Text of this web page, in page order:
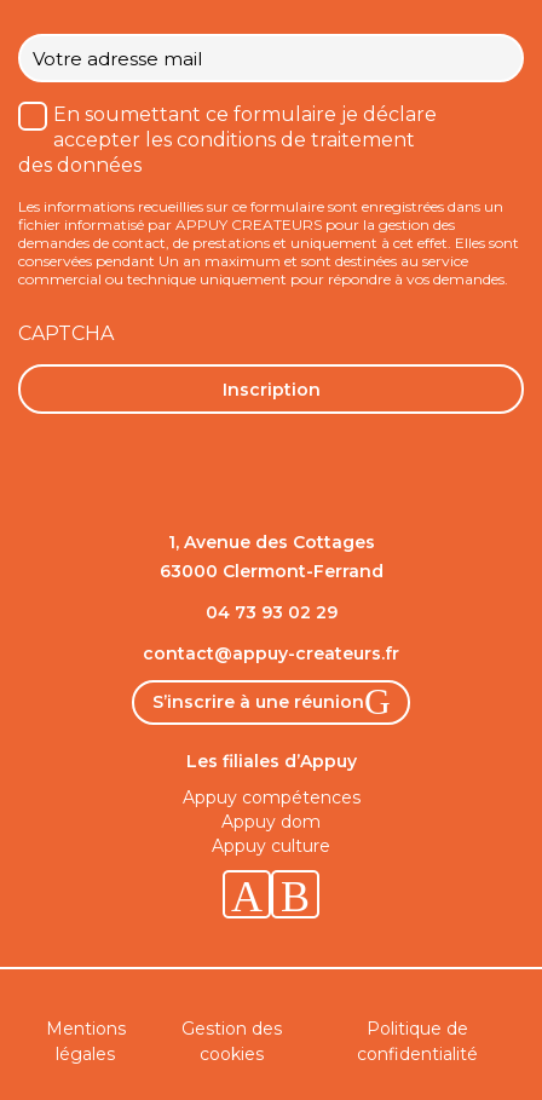
Votre
e-
mail *
Traitement
données *
En soumettant ce formulaire je déclare
accepter les conditions de traitement
des données
Les informations recueillies sur ce formulaire sont enregistrées dans un
fichier informatisé par APPUY CREATEURS pour la gestion des
demandes de contact, de prestations et uniquement à cet effet. Elles sont
conservées pendant Un an maximum et sont destinées au service
commercial ou technique uniquement pour répondre à vos demandes.
CAPTCHA
1, Avenue des Cottages
63000 Clermont-Ferrand
04 73 93 02 29
contact@appuy-createurs.fr
S’inscrire à une réunion
Les filiales d’Appuy
Appuy compétences
Appuy dom
Appuy culture
Mentions
légales
Gestion des
cookies
Politique de
confidentialité